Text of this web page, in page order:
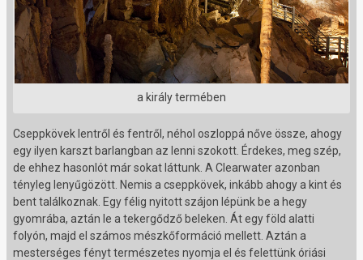
a király termében
Cseppkövek lentről és fentről, néhol oszloppá nőve össze, ahogy
egy ilyen karszt barlangban az lenni szokott. Érdekes, meg szép,
de ehhez hasonlót már sokat láttunk. A Clearwater azonban
tényleg lenyűgözött. Nemis a cseppkövek, inkább ahogy a kint és
bent találkoznak. Egy félig nyitott szájon lépünk be a hegy
gyomrába, aztán le a tekergődző beleken. Át egy föld alatti
folyón, majd el számos mészkőformáció mellett. Aztán a
mesterséges fényt természetes nyomja el és felettünk óriási